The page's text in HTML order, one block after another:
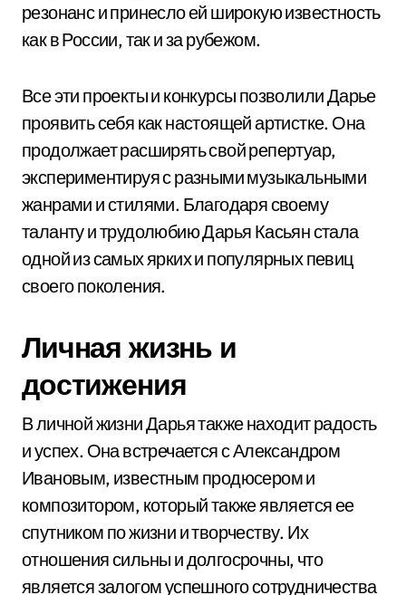
резонанс и принесло ей широкую известность
как в России, так и за рубежом.
Все эти проекты и конкурсы позволили Дарье
проявить себя как настоящей артистке. Она
продолжает расширять свой репертуар,
экспериментируя с разными музыкальными
жанрами и стилями. Благодаря своему
таланту и трудолюбию Дарья Касьян стала
одной из самых ярких и популярных певиц
своего поколения.
Личная жизнь и
достижения
В личной жизни Дарья также находит радость
и успех. Она встречается с Александром
Ивановым, известным продюсером и
композитором, который также является ее
спутником по жизни и творчеству. Их
отношения сильны и долгосрочны, что
является залогом успешного сотрудничества